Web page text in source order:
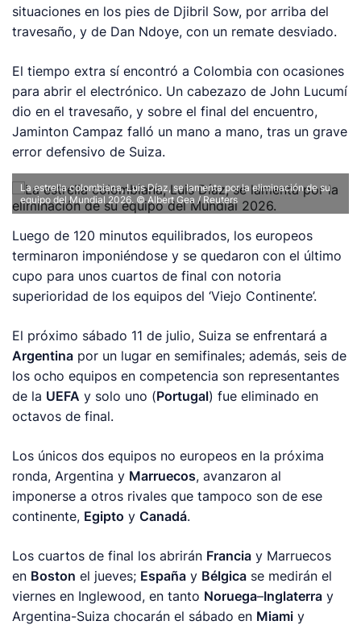
situaciones en los pies de Djibril Sow, por arriba del
travesaño, y de Dan Ndoye, con un remate desviado.
El tiempo extra sí encontró a Colombia con ocasiones
para abrir el electrónico. Un cabezazo de John Lucumí
dio en el travesaño, y sobre el final del encuentro,
Jaminton Campaz falló un mano a mano, tras un grave
error defensivo de Suiza.
La estrella colombiana, Luis Díaz, se lamenta por la eliminación de su
equipo del Mundial 2026. © Albert Gea / Reuters
Luego de 120 minutos equilibrados, los europeos
terminaron imponiéndose y se quedaron con el último
cupo para unos cuartos de final con notoria
superioridad de los equipos del ‘Viejo Continente’.
El próximo sábado 11 de julio, Suiza se enfrentará a
Argentina por un lugar en semifinales; además, seis de
los ocho equipos en competencia son representantes
de la UEFA y solo uno (Portugal) fue eliminado en
octavos de final.
Los únicos dos equipos no europeos en la próxima
ronda, Argentina y Marruecos, avanzaron al
imponerse a otros rivales que tampoco son de ese
continente, Egipto yCanadá.
Los cuartos de final los abrirán Francia y Marruecos
en Boston el jueves; España y Bélgica se medirán el
viernes en Inglewood, en tanto Noruega–Inglaterra y
Argentina-Suiza chocarán el sábado en Miami y